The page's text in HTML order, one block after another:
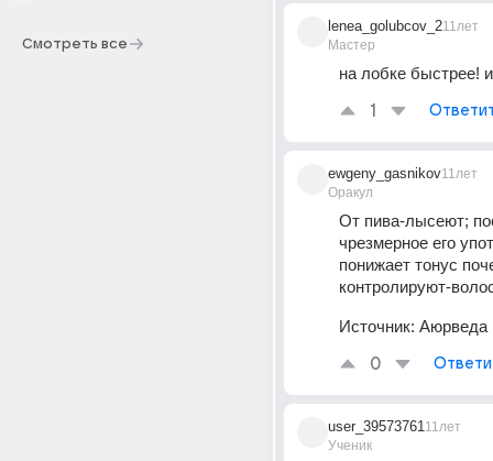
Смотреть все
lenea_golubcov_2
Мастер
11лет
на лобке быстрее!
1
ewgeny_gasnikov
Оракул
11лет
От пива-лысеют;
чрезмерное его
понижает тонус
контролируют-
Источник: Аюрведа
0
user_39573761
Ученик
11лет